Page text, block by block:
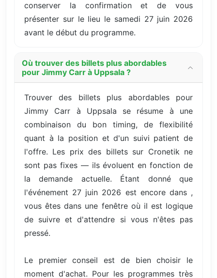
conserver la confirmation et de vous
présenter sur le lieu le samedi 27 juin 2026
avant le début du programme.
Où trouver des billets plus abordables
pour Jimmy Carr à Uppsala ?
Trouver des billets plus abordables pour
Jimmy Carr à Uppsala se résume à une
combinaison du bon timing, de flexibilité
quant à la position et d'un suivi patient de
l'offre. Les prix des billets sur Cronetik ne
sont pas fixes — ils évoluent en fonction de
la demande actuelle. Étant donné que
l'événement 27 juin 2026 est encore dans ,
vous êtes dans une fenêtre où il est logique
de suivre et d'attendre si vous n'êtes pas
pressé.
Le premier conseil est de bien choisir le
moment d'achat. Pour les programmes très